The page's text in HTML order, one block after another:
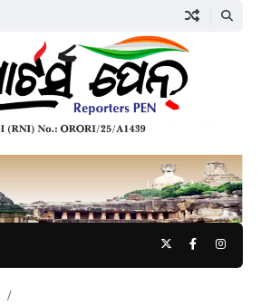
TwitterFacebook